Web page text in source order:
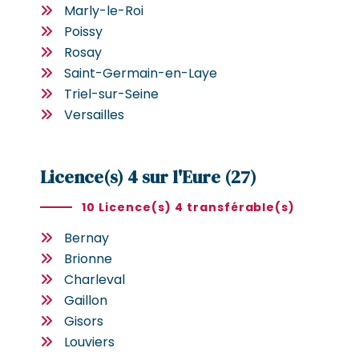
Marly-le-Roi
Poissy
Rosay
Saint-Germain-en-Laye
Triel-sur-Seine
Versailles
Licence(s) 4 sur l'Eure (27)
10 Licence(s) 4 transférable(s)
Bernay
Brionne
Charleval
Gaillon
Gisors
Louviers